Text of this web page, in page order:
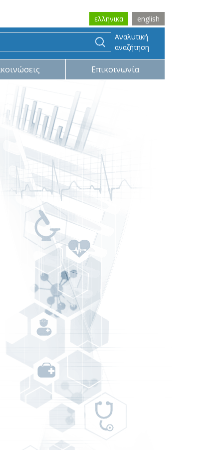
ελληνικα english
Αναλυτική
αναζήτηση
Επικοινωνία